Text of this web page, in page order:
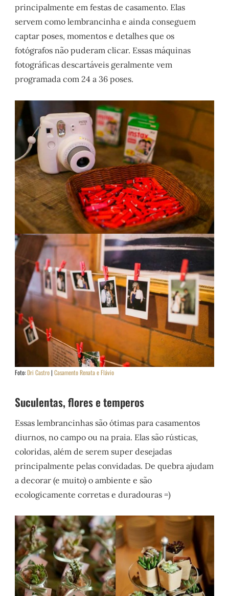
principalmente em festas de casamento. Elas
servem como lembrancinha e ainda conseguem
captar poses, momentos e detalhes que os
fotógrafos não puderam clicar. Essas máquinas
fotográficas descartáveis geralmente vem
programada com 24 a 36 poses.
Foto:Dri Castro|Casamento Renata e Flávio
Suculentas, flores e temperos
Essas lembrancinhas são ótimas para casamentos
diurnos, no campo ou na praia. Elas são rústicas,
coloridas, além de serem super desejadas
principalmente pelas convidadas. De quebra ajudam
a decorar (e muito) o ambiente e são
ecologicamente corretas e duradouras =)